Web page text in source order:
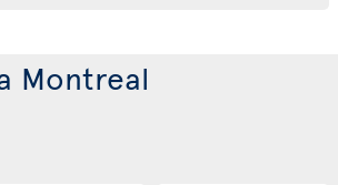
Montreal